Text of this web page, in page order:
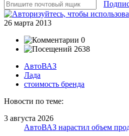
26 марта 2013
0
2638
АвтоВАЗ
Лада
стоимость бренда
Новости по теме:
3 августа 2026
АвтоВАЗ нарастил объем